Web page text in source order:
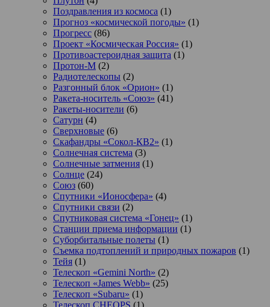
Поздравления из космоса (1)
Прогноз «космической погоды» (1)
Прогресс (86)
Проект «Космическая Россия» (1)
Противоастероидная защита (1)
Протон-М (2)
Радиотелескопы (2)
Разгонный блок «Орион» (1)
Ракета-носитель «Союз» (41)
Ракеты-носители (6)
Сатурн (4)
Сверхновые (6)
Скафандры «Сокол-КВ2» (1)
Солнечная система (3)
Солнечные затмения (1)
Солнце (24)
Союз (60)
Спутники «Ионосфера» (4)
Спутники связи (2)
Спутниковая система «Гонец» (1)
Станции приема информации (1)
Суборбитальные полеты (1)
Съемка подтоплений и природных пожаров (1)
Тейя (1)
Телескоп «Gemini North» (2)
Телескоп «James Webb» (25)
Телескоп «Subaru» (1)